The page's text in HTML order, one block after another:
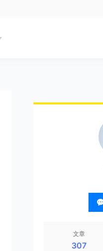
文章
307